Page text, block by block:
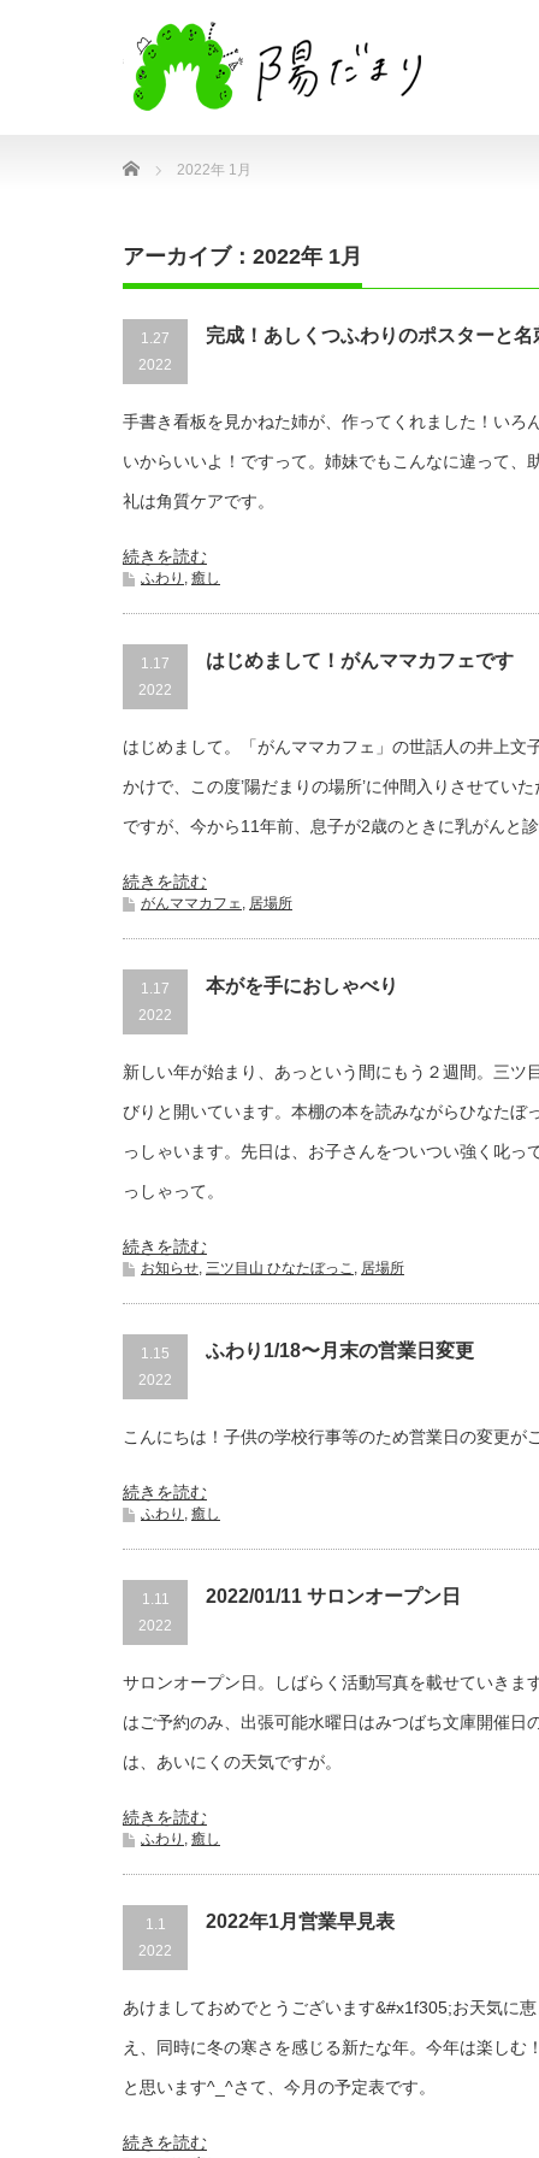
Home 2022年 1月
アーカイブ：2022年 1月
1.27
2022
完成！あしくつふわりのポスターと名
手書き看板を見かねた姉が、作ってくれました！いろ
いからいいよ！ですって。姉妹でもこんなに違って、
礼は角質ケアです。
続きを読む
ふわり , 癒し
1.17
2022
はじめまして！がんママカフェです
はじめまして。「がんママカフェ」の世話人の井上文
かけで、この度’陽だまりの場所’に仲間入りさせてい
ですが、今から11年前、息子が2歳のときに乳がんと診
続きを読む
がんママカフェ, 居場所
1.17
2022
本がを手におしゃべり
新しい年が始まり、あっという間にもう２週間。三ツ
びりと開いています。本棚の本を読みながらひなたぼ
っしゃいます。先日は、お子さんをついつい強く叱っ
っしゃって。
続きを読む
お知らせ, 三ツ目山 ひなたぼっこ , 居場所
1.15
2022
ふわり1/18〜月末の営業日変更
こんにちは！子供の学校行事等のため営業日の変更が
続きを読む
ふわり , 癒し
1.11
2022
2022/01/11 サロンオープン日
サロンオープン日。しばらく活動写真を載せていきま
はご予約のみ、出張可能水曜日はみつばち文庫開催日
は、あいにくの天気ですが。
続きを読む
ふわり , 癒し
1.1
2022
2022年1月営業早見表
あけましておめでとうございます&#x1f305;お天気に
え、同時に冬の寒さを感じる新たな年。今年は楽しむ
と思います^_^さて、今月の予定表です。
続きを読む